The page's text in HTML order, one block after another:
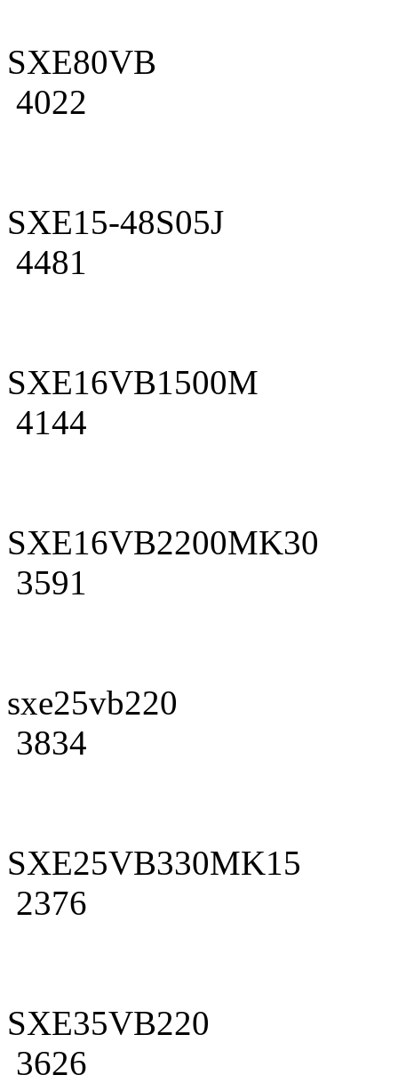
SXE80VB
4022
SXE15-48S05J
4481
SXE16VB1500M
4144
SXE16VB2200MK30
3591
sxe25vb220
3834
SXE25VB330MK15
2376
SXE35VB220
3626